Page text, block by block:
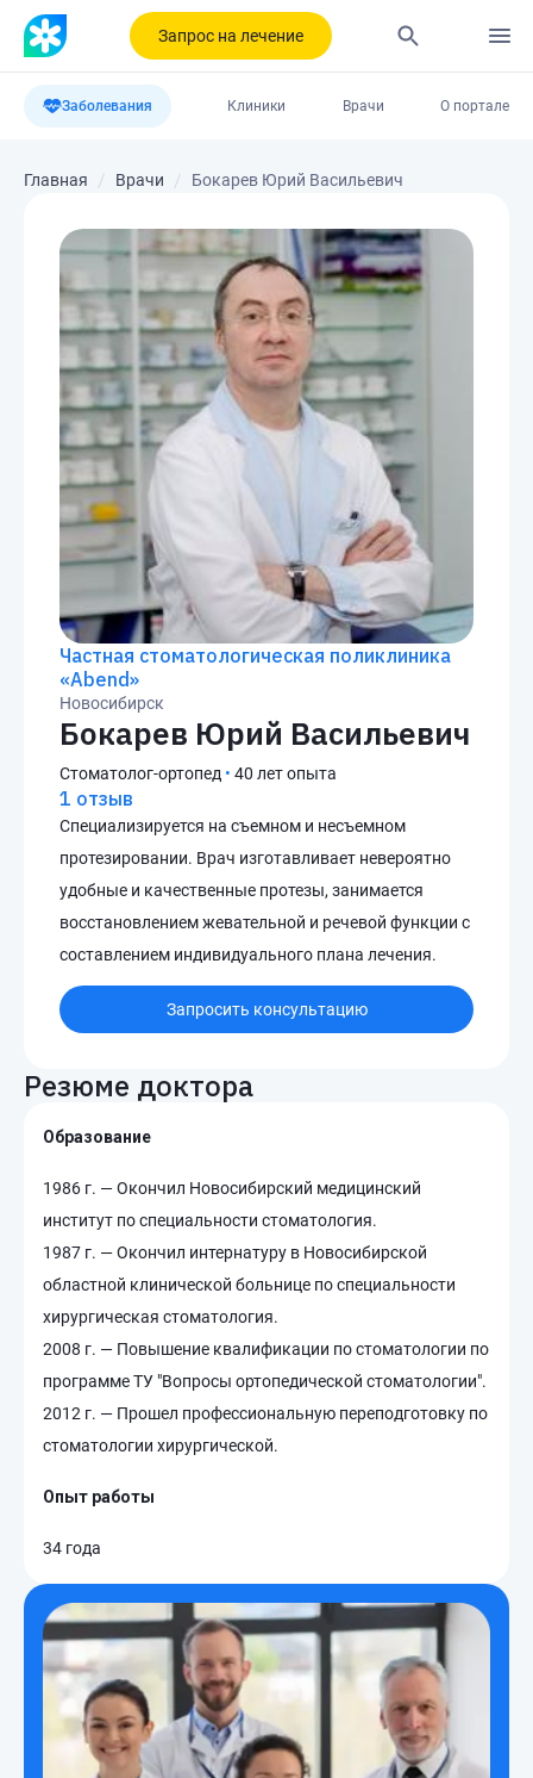
Запрос на лечение
Заболевания Клиники Врачи О портале
Главная Врачи Бокарев Юрий Васильевич
Частная стоматологическая поликлиника
«Abend»
Новосибирск
Бокарев Юрий Васильевич
Стоматолог-ортопед • 40 лет опыта
1 отзыв
Специализируется на съемном и несъемном
протезировании. Врач изготавливает невероятно
удобные и качественные протезы, занимается
восстановлением жевательной и речевой функции с
составлением индивидуального плана лечения.
Запросить консультацию
Резюме доктора
Образование
1986 г. — Окончил Новосибирский медицинский
институт по специальности стоматология.
1987 г. — Окончил интернатуру в Новосибирской
областной клинической больнице по специальности
хирургическая стоматология.
2008 г. — Повышение квалификации по стоматологии по
программе ТУ "Вопросы ортопедической стоматологии".
2012 г. — Прошел профессиональную переподготовку по
стоматологии хирургической.
Опыт работы
34 года